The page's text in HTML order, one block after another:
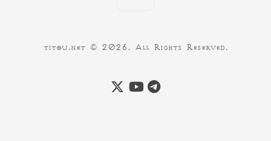
titou.net © 2026. All Rights Reserved.